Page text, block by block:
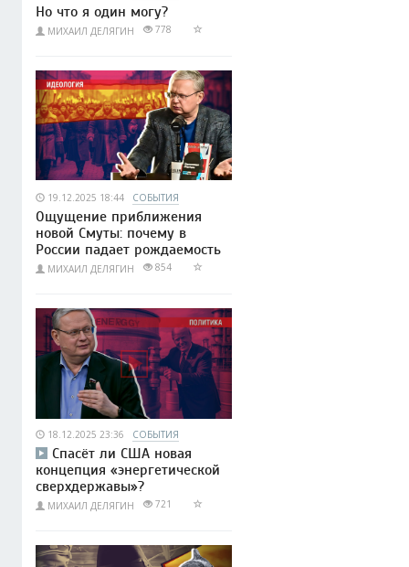
Но что я один могу?
МИХАИЛ ДЕЛЯГИН 778
19.12.2025 18:44 СОБЫТИЯ
Ощущение приближения
новой Смуты: почему в
России падает рождаемость
МИХАИЛ ДЕЛЯГИН 854
18.12.2025 23:36 СОБЫТИЯ
Спасёт ли США новая
концепция «энергетической
сверхдержавы»?
МИХАИЛ ДЕЛЯГИН 721